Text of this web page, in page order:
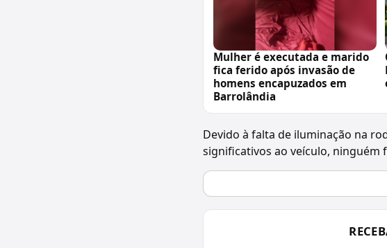
Mulher é executada e marido
fica ferido após invasão de
homens encapuzados em
Barrolândia
Devido à falta de iluminação na
significativos ao veículo, ninguém